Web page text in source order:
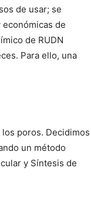
de usar; se
de
de RUDN
Para ello, una
poros. Decidimos
un método
y Síntesis de